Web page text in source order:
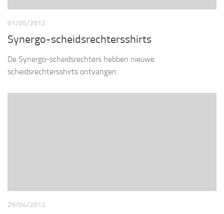
01/05/2012
Synergo-scheidsrechtersshirts
De Synergo-scheidsrechters hebben nieuwe
scheidsrechtersshirts ontvangen.
29/04/2012